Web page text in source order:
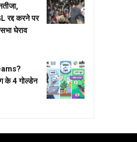
रद्द करने पर
घेराव
के 4 गोल्डेन